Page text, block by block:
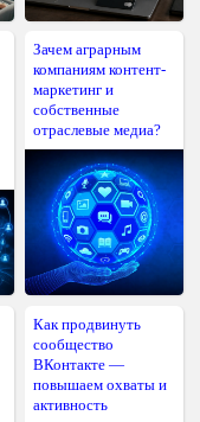
Зачем аграрным
компаниям контент-
маркетинг и
собственные
отраслевые медиа?
Как продвинуть
сообщество
ВКонтакте —
повышаем охваты и
активность